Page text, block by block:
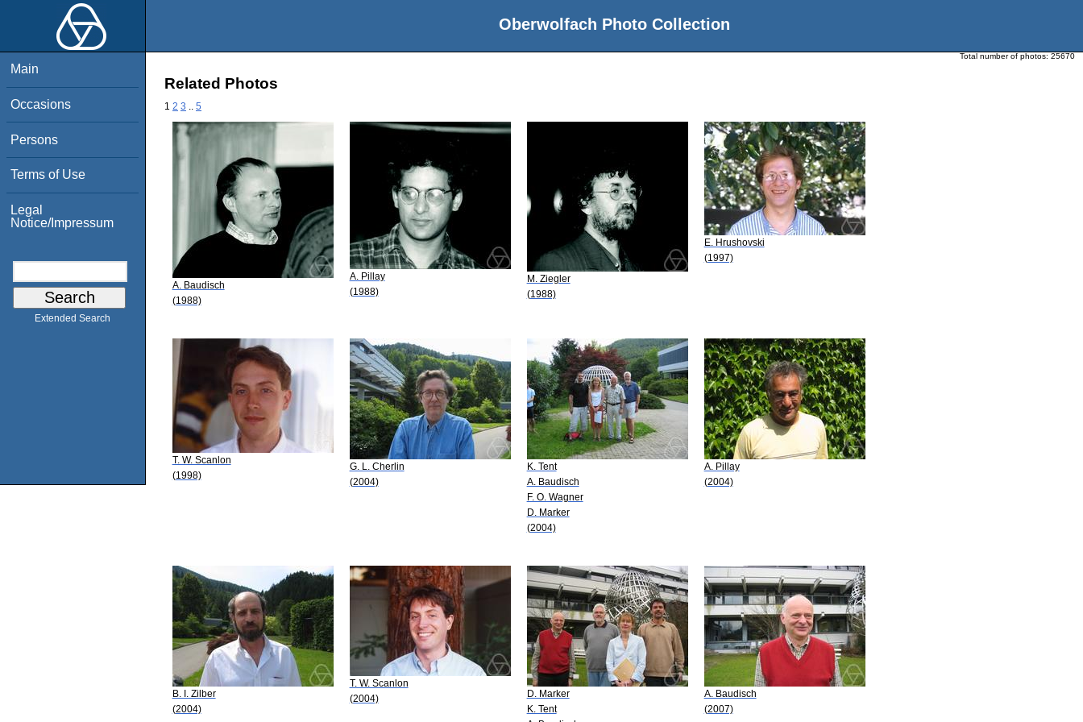
Oberwolfach Photo Collection
Main
Occasions
Persons
Terms of Use
Legal
Notice/Impressum
Extended Search
Total number of photos: 25670
Related Photos
1 2 3 5
A. Baudisch
(1988)
A. Pillay
(1988)
M. Ziegler
(1988)
E. Hrushovski
(1997)
T. W. Scanlon
(1998)
G. L. Cherlin
(2004)
K. Tent
A. Baudisch
F. O. Wagner
D. Marker
(2004)
A. Pillay
(2004)
B. I. Zilber
(2004)
T. W. Scanlon
(2004)
D. Marker
K. Tent
A. Baudisch
(2007)